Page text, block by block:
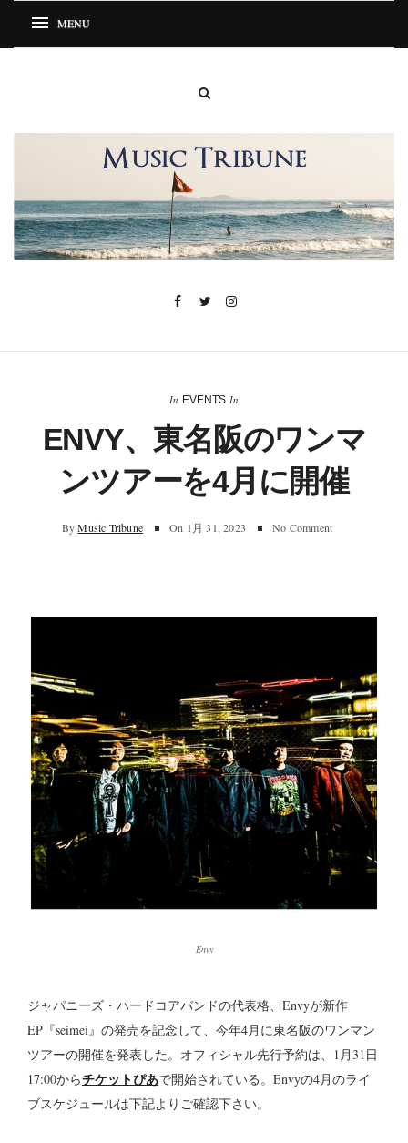
In EVENTS In
ENVY、東名阪のワンマ
ンツアーを4月に開催
By Music Tribune On 1月 31, 2023 No Comment
Envy
ジャパニーズ・ハードコアバンドの代表格、Envyが新作
EP『seimei』の発売を記念して、今年4月に東名阪のワンマン
ツアーの開催を発表した。オフィシャル先行予約は、1月31日
17:00からチケットぴあで開始されている。Envyの4月のライ
ブスケジュールは下記よりご確認下さい。